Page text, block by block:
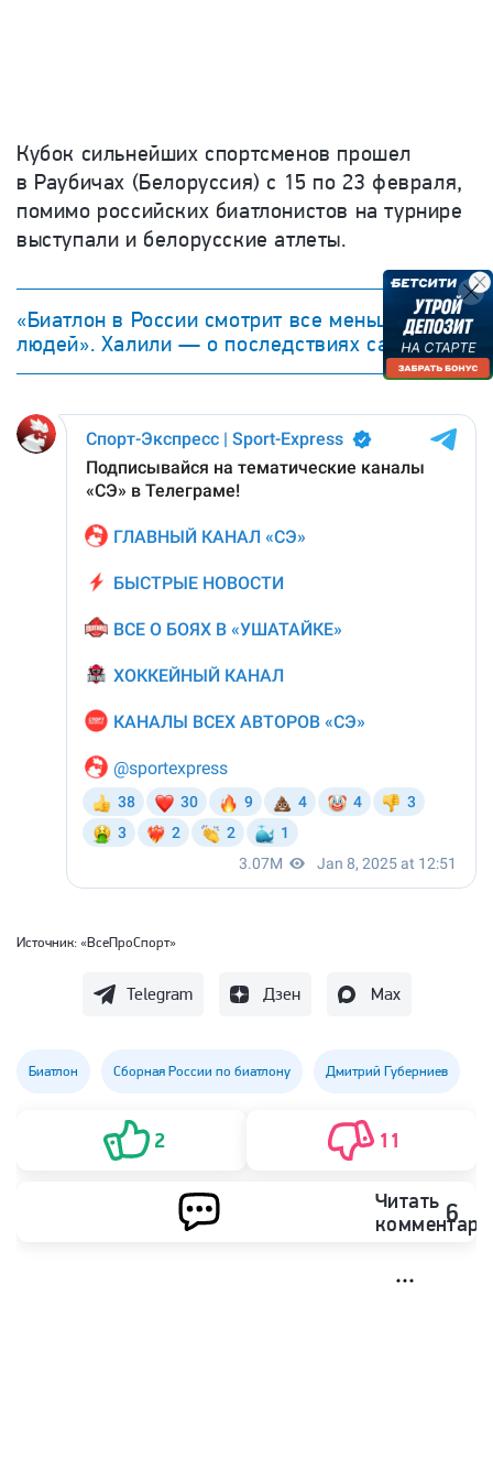
Кубок сильнейших спортсменов прошел
в Раубичах (Белоруссия) с 15 по 23 февраля,
помимо российских биатлонистов на турнире
выступали и белорусские атлеты.
«Биатлон в России смотрит все меньше
людей». Халили — о последствиях санкций
Источник: «ВсеПроСпорт»
Telegram Дзен Max
Биатлон Сборная России по биатлону Дмитрий Губерниев
2 11
Читать 6